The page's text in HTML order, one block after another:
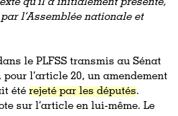
qu’il a initialement présenté,
l’Assemblée nationale et
le PLFSS transmis au Sénat
l’article 20, un amendement
étérejeté par les députés.
sur l’article en lui-même. Le